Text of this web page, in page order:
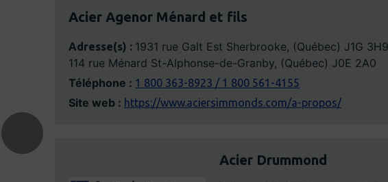
Acier Agenor Ménard et fils
Adresse(s) : 1931 rue Galt Est Sherbrooke, (Québec) J1G 3H9
114 rue Ménard St-Alphonse-de-Granby, (Québec) J0E 2A0
Téléphone : 1 800 363-8923 / 1 800 561-4155
Site web : https://www.aciersimmonds.com/a-propos/
Acier Drummond